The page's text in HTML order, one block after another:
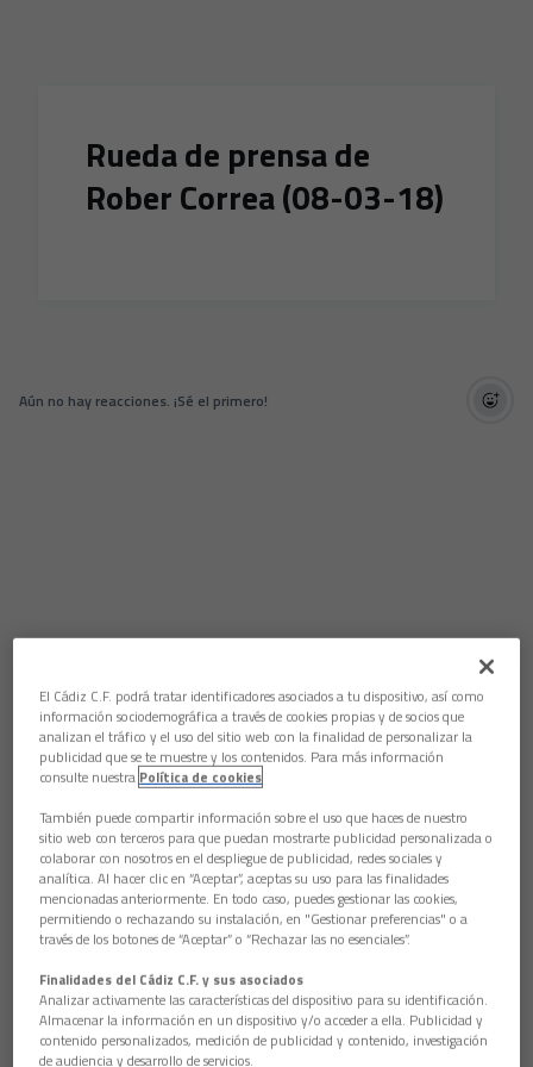
Rueda de prensa de
Rober Correa (08-03-18)
Aún no hay reacciones. ¡Sé el primero!
El Cádiz C.F. podrá tratar identificadores asociados a tu dispositivo, así como
información sociodemográfica a través de cookies propias y de socios que
analizan el tráfico y el uso del sitio web con la finalidad de personalizar la
publicidad que se te muestre y los contenidos. Para más información
consulte nuestra Política de cookies
También puede compartir información sobre el uso que haces de nuestro
sitio web con terceros para que puedan mostrarte publicidad personalizada o
colaborar con nosotros en el despliegue de publicidad, redes sociales y
analítica. Al hacer clic en “Aceptar”, aceptas su uso para las finalidades
mencionadas anteriormente. En todo caso, puedes gestionar las cookies,
permitiendo o rechazando su instalación, en "Gestionar preferencias" o a
través de los botones de “Aceptar” o “Rechazar las no esenciales”.
Finalidades del Cádiz C.F. y sus asociados
Analizar activamente las características del dispositivo para su identificación.
Almacenar la información en un dispositivo y/o acceder a ella. Publicidad y
contenido personalizados, medición de publicidad y contenido, investigación
de audiencia y desarrollo de servicios.